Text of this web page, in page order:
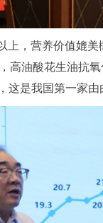
上，营养价值媲
高油酸花生油抗
这是我国第一家